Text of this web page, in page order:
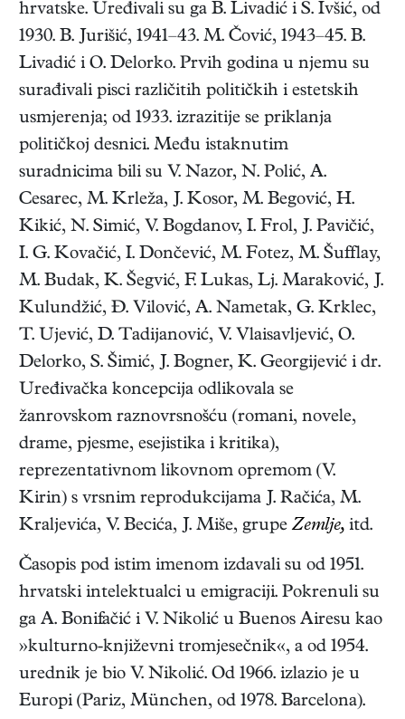
hrvatske. Uređivali su ga B. Livadić i S. Ivšić, od
1930. B. Jurišić, 1941–43. M. Čović, 1943–45. B.
Livadić i O. Delorko. Prvih godina u njemu su
surađivali pisci različitih političkih i estetskih
usmjerenja; od 1933. izrazitije se priklanja
političkoj desnici. Među istaknutim
suradnicima bili su V. Nazor, N. Polić, A.
Cesarec, M. Krleža, J. Kosor, M. Begović, H.
Kikić, N. Simić, V. Bogdanov, I. Frol, J. Pavičić,
I. G. Kovačić, I. Dončević, M. Fotez, M. Šufflay,
M. Budak, K. Šegvić, F. Lukas, Lj. Maraković, J.
Kulundžić, Đ. Vilović, A. Nametak, G. Krklec,
T. Ujević, D. Tadijanović, V. Vlaisavljević, O.
Delorko, S. Šimić, J. Bogner, K. Georgijević i dr.
Uređivačka koncepcija odlikovala se
žanrovskom raznovrsnošću (romani, novele,
drame, pjesme, esejistika i kritika),
reprezentativnom likovnom opremom (V.
Kirin) s vrsnim reprodukcijama J. Račića, M.
Kraljevića, V. Becića, J. Miše, grupeZemlje, itd.
Časopis pod istim imenom izdavali su od 1951.
hrvatski intelektualci u emigraciji. Pokrenuli su
ga A. Bonifačić i V. Nikolić u Buenos Airesu kao
»kulturno-književni tromjesečnik«, a od 1954.
urednik je bio V. Nikolić. Od 1966. izlazio je u
Europi (Pariz, München, od 1978. Barcelona).